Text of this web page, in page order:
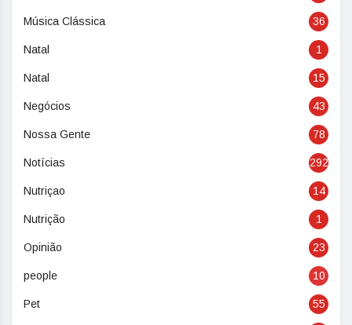
Música Clássica 36
Natal 1
Natal 15
Negócios 43
Nossa Gente 78
Notícias 292
Nutriçao 14
Nutrição 1
Opinião 23
people 10
Pet 55